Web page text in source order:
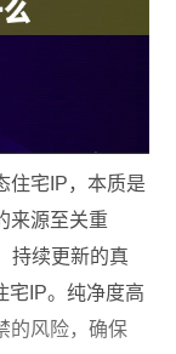
住宅IP，本质是
来源至关重
持续更新的真
宅IP。纯净度高
的风险，确保